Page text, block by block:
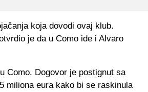
koja dovodi ovaj klub.
je da u Como ide i Alvaro
Como. Dogovor je postignut sa
miliona eura kako bi se raskinula